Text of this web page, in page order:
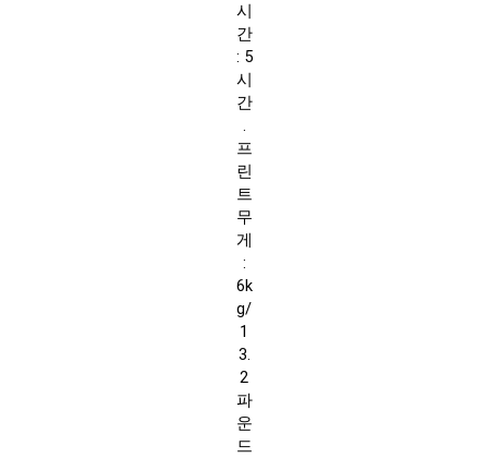
시
간
: 5
시
간
.
프
린
트
무
게
:
6k
g/
1
3.
2
파
운
드